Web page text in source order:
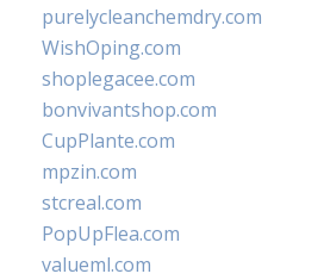
purelycleanchemdry.com
WishOping.com
shoplegacee.com
bonvivantshop.com
CupPlante.com
mpzin.com
stcreal.com
PopUpFlea.com
valueml.com